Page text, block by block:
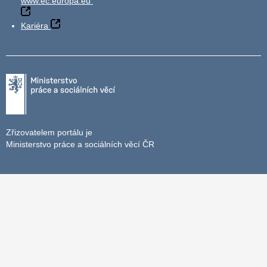
Kariéra
Zřizovatelem portálu je
Ministerstvo práce a sociálních věcí ČR